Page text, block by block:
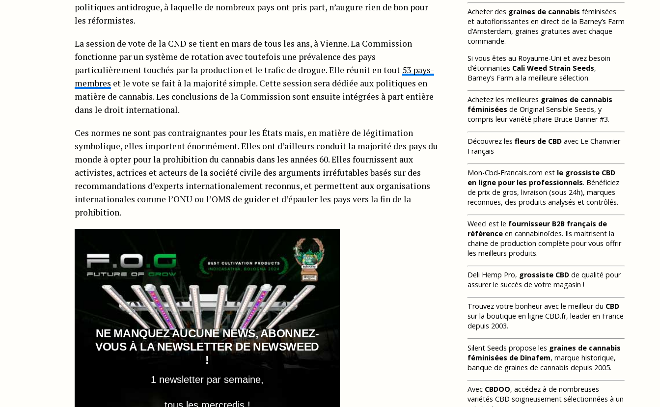
politiques antidrogue, à laquelle de nombreux pays ont pris part, n’augure rien de bon pour
les réformistes.
La session de vote de la CND se tient en mars de tous les ans, à Vienne. La Commission
fonctionne par un système de rotation avec toutefois une prévalence des pays
particulièrement touchés par la production et le trafic de drogue. Elle réunit en tout 53 pays-
membres et le vote se fait à la majorité simple. Cette session sera dédiée aux politiques en
matière de cannabis. Les conclusions de la Commission sont ensuite intégrées à part entière
dans le droit international.
Ces normes ne sont pas contraignantes pour les États mais, en matière de légitimation
symbolique, elles importent énormément. Elles ont d’ailleurs conduit la majorité des pays du
monde à opter pour la prohibition du cannabis dans les années 60. Elles fournissent aux
activistes, actrices et acteurs de la société civile des arguments irréfutables basés sur des
recommandations d’experts internationalement reconnus, et permettent aux organisations
internationales comme l’ONU ou l’OMS de guider et d’épauler les pays vers la fin de la
prohibition.
NE MANQUEZ AUCUNE NEWS, ABONNEZ-
VOUS À LA NEWSLETTER DE NEWSWEED
!
1 newsletter par semaine,
tous les mercredis !
Acheter des graines de cannabis féminisées
et autoflorissantes en direct de la Barney’s Farm
d’Amsterdam, graines gratuites avec chaque
commande.
Si vous êtes au Royaume-Uni et avez besoin
d’étonnantes Cali Weed Strain Seeds,
Barney’s Farm a la meilleure sélection.
Achetez les meilleures graines de cannabis
féminisées de Original Sensible Seeds, y
compris leur variété phare Bruce Banner #3.
Découvrez les fleurs de CBD avec Le Chanvrier
Français
Mon-Cbd-Francais.com est le grossiste CBD
en ligne pour les professionnels. Bénéficiez
de prix de gros, livraison (sous 24h), marques
reconnues, des produits analysés et contrôlés.
Weecl est le fournisseur B2B français de
référence en cannabinoïdes. Ils maitrisent la
chaine de production complète pour vous offrir
les meilleurs produits.
Deli Hemp Pro, grossiste CBD de qualité pour
assurer le succès de votre magasin !
Trouvez votre bonheur avec le meilleur du CBD
sur la boutique en ligne CBD.fr, leader en France
depuis 2003.
Silent Seeds propose les graines de cannabis
féminisées de Dinafem, marque historique,
banque de graines de cannabis depuis 2005.
Avec CBDOO, accédez à de nombreuses
variétés CBD soigneusement sélectionnées à un